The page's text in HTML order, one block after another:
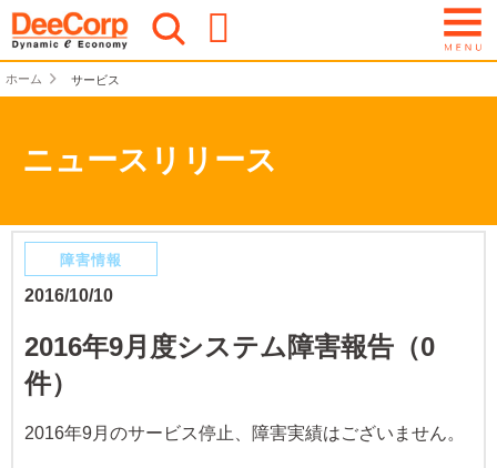
ホーム サービス
ニュースリリース
障害情報
2016/10/10
2016年9月度システム障害報告（0
件）
2016年9月のサービス停止、障害実績はございません。